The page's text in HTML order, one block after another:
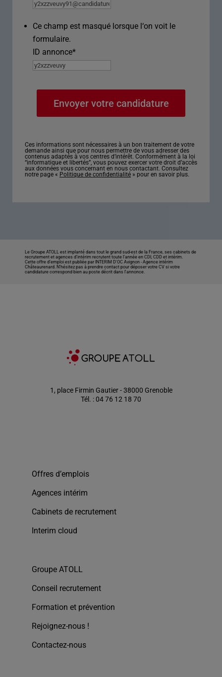
Ce champ est masqué lorsque l‘on voit le
formulaire.
ID annonce*
Ces informations sont nécessaires à un bon traitement de votre
demande ainsi que pour nous permettre de vous adresser des
contenus adaptés à vos centres d’intérêt. Conformément à la loi
“informatique et libertés”, vous pouvez exercer votre droit d’accès
aux données vous concernant en nous contactant. Consultez
notre page « Politique de confidentialité » pour en savoir plus.
Le Groupe ATOLL est implanté dans tout le grand sud-est de la France, ses cabinets de
recrutement et agences d’intérim recrutent toute l’année en CDI, CDD et intérim.
Cette offre d’emploi est publiée par INTERIM D'OC Avignon -Agence intérim
Châteaurenard. N’hésitez pas à prendre contact pour déposer votre CV si votre
candidature correspond bien au poste décrit dans l'annonce.
1, place Firmin Gautier - 38000 Grenoble
Tél. : 04 76 12 18 70
Offres d’emplois
Agences intérim
Cabinets de recrutement
Interim cloud
Groupe ATOLL
Conseil recrutement
Formation et prévention
Rejoignez-nous !
Contactez-nous